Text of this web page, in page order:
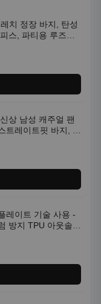
치 정장 바지, 탄성
스, 파티용 루즈핏
한 캐주얼 정장 의
상 남성 캐주얼 팬
트레이트핏 바지, 한
도어 및 정장용, 발
레이트 기술 사용 -
방지 TPU 아웃솔,
션, 헬스, 트레이
절에 적합